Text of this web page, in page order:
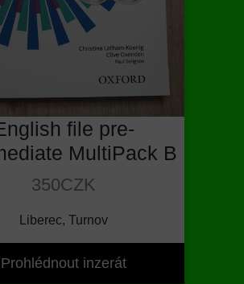
file pre-
MultiPack B
350CZK
Liberec, Turnov
Prohlédnout inzerát